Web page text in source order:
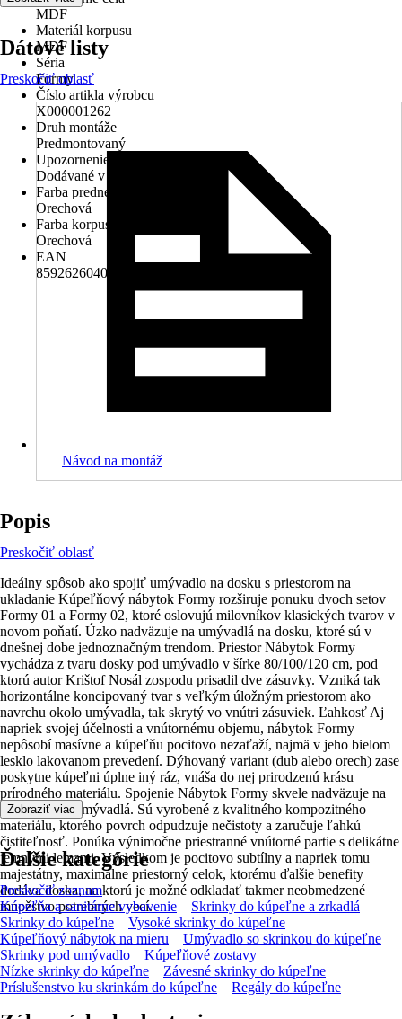
MDF
Materiál korpusu
MDF
Séria
Formy
Číslo artikla výrobcu
X000001262
Druh montáže
Predmontovaný
Upozornenie
Dodávané v zmontovanom stave.
Farba prednej časti
Orechová
Farba korpusu
Orechová
EAN
8592626040994
Dátové listy
Preskočiť oblasť
Návod na montáž
Popis
Preskočiť oblasť
Ideálny spôsob ako spojiť umývadlo na dosku s priestorom na
ukladanie Kúpeľňový nábytok Formy rozširuje ponuku dvoch setov
Formy 01 a Formy 02, ktoré oslovujú milovníkov klasických tvarov v
novom poňatí. Úzko nadväzuje na umývadlá na dosku, ktoré sú v
dnešnej dobe jednoznačným trendom. Priestor Nábytok Formy
vychádza z tvaru dosky pod umývadlo v šírke 80/100/120 cm, pod
ktorú autor Krištof Nosál zospodu prisadil dve zásuvky. Vzniká tak
horizontálne koncipovaný tvar s veľkým úložným priestorom ako
navrchu okolo umývadla, tak skrytý vo vnútri zásuviek. Ľahkosť Aj
napriek svojej účelnosti a vnútornému objemu, nábytok Formy
nepôsobí masívne a kúpeľňu pocitovo nezaťaží, najmä v jeho bielom
lesklo lakovanom prevedení. Dýhovaný variant (dub alebo orech) zase
poskytne kúpeľni úplne iný ráz, vnáša do nej prirodzenú krásu
prírodného materiálu. Spojenie Nábytok Formy skvele nadväzuje na
rovnomenné umývadlá. Sú vyrobené z kvalitného kompozitného
materiálu, ktorého povrch odpudzuje nečistoty a zaručuje ľahkú
čistiteľnosť. Ponúka výnimočne priestranné vnútorné partie s delikátne
jemnými lemami. Výsledkom je pocitovo subtílny a napriek tomu
majestátny, maximálne priestorný celok, ktorému ďalšie benefity
dodáva doska, na ktorú je možné odkladať takmer neobmedzené
množstvo potrebných vecí.
Zobraziť viac
Ďalšie kategórie
Preskočiť zoznam
Kúpeľňa a sanitárne vybavenie
Skrinky do kúpeľne a zrkadlá
Skrinky do kúpeľne
Vysoké skrinky do kúpeľne
Kúpeľňový nábytok na mieru
Umývadlo so skrinkou do kúpeľne
Skrinky pod umývadlo
Kúpeľňové zostavy
Nízke skrinky do kúpeľne
Závesné skrinky do kúpeľne
Príslušenstvo ku skrinkám do kúpeľne
Regály do kúpeľne